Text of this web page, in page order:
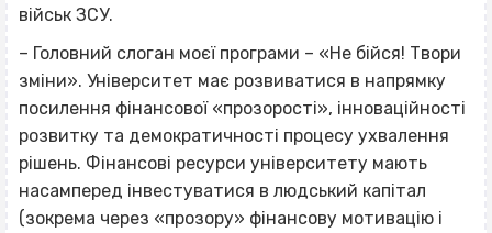
військ ЗСУ.
– Головний слоган моєї програми – «Не бійся! Твори
зміни». Університет має розвиватися в напрямку
посилення фінансової «прозорості», інноваційності
розвитку та демократичності процесу ухвалення
рішень. Фінансові ресурси університету мають
насамперед інвестуватися в людський капітал
(зокрема через «прозору» фінансову мотивацію і